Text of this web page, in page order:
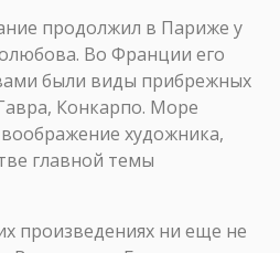
продолжил в Париже у
Во Франции его
были виды прибрежных
Конкарпо. Море
художника,
главной темы
произведениях ни еще не